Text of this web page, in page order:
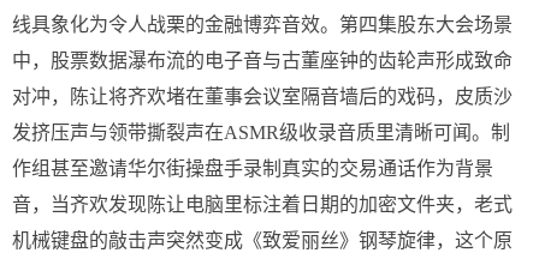
线具象化为令人战栗的金融博弈音效。第四集股东大会场景
中，股票数据瀑布流的电子音与古董座钟的齿轮声形成致命
对冲，陈让将齐欢堵在董事会议室隔音墙后的戏码，皮质沙
发挤压声与领带撕裂声在ASMR级收录音质里清晰可闻。制
作组甚至邀请华尔街操盘手录制真实的交易通话作为背景
音，当齐欢发现陈让电脑里标注着日期的加密文件夹，老式
机械键盘的敲击声突然变成《致爱丽丝》钢琴旋律，这个原